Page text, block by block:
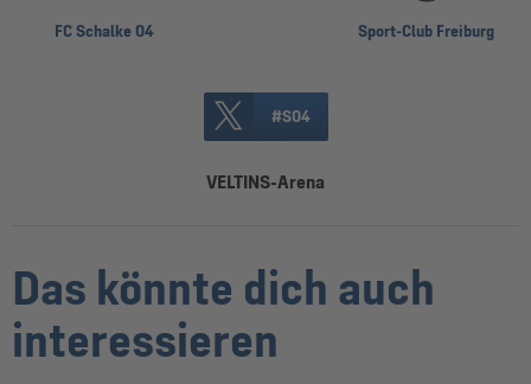
FC Schalke 04 Sport-Club Freiburg
#S04
VELTINS-Arena
Das könnte dich auch
interessieren